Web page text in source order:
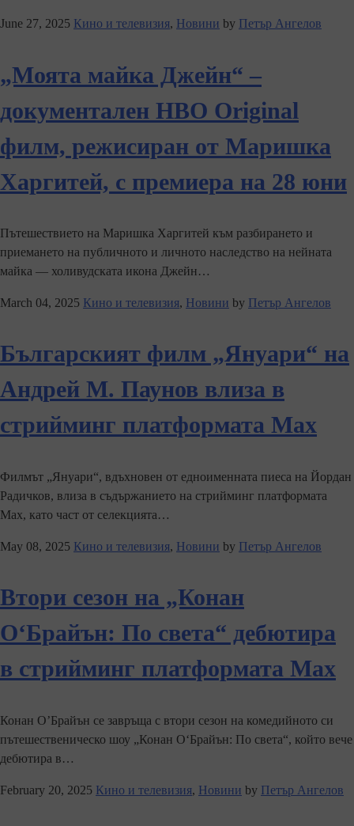
June 27, 2025 Кино и телевизия, Новини by Петър Ангелов
„Моята майка Джейн“ –
документален HBO Original
филм, режисиран от Маришка
Харгитей, с премиера на 28 юни
Пътешествието на Маришка Харгитей към разбирането и
приемането на публичното и личното наследство на нейната
майка — холивудската икона Джейн…
March 04, 2025 Кино и телевизия, Новини by Петър Ангелов
Българският филм „Януари“ на
Андрей М. Паунов влиза в
стрийминг платформата Max
Филмът „Януари“, вдъхновен от едноименната пиеса на Йордан
Радичков, влиза в съдържанието на стрийминг платформата
Max, като част от селекцията…
May 08, 2025 Кино и телевизия, Новини by Петър Ангелов
Втори сезон на „Конан
О‘Брайън: По света“ дебютира
в стрийминг платформата Max
Конан О’Брайън се завръща с втори сезон на комедийното си
пътешественическо шоу „Конан О‘Брайън: По света“, който вече
дебютира в…
February 20, 2025 Кино и телевизия, Новини by Петър Ангелов